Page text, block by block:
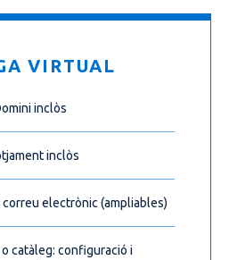
VIRTUAL
inclòs
inclòs
correu electrònic (ampliables)
catàleg: configuració i